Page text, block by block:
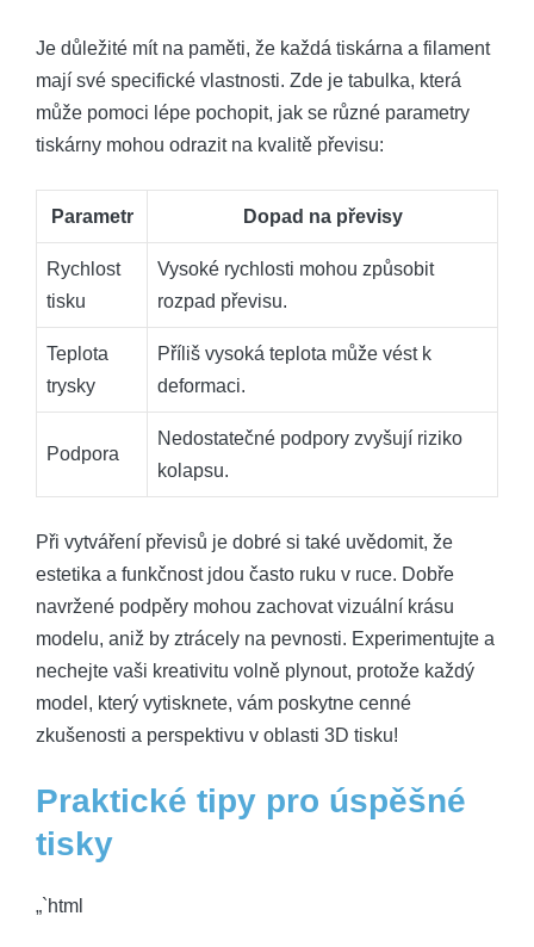
Je důležité mít na paměti, že každá tiskárna a filament
mají své specifické vlastnosti. Zde je tabulka, která
může pomoci lépe pochopit, jak se různé parametry
tiskárny mohou odrazit na kvalitě převisu:
Parametr Dopad na převisy
Rychlost
tisku
Vysoké rychlosti mohou způsobit
rozpad převisu.
Teplota
trysky
Příliš vysoká teplota může vést k
deformaci.
Podpora
Nedostatečné podpory zvyšují riziko
kolapsu.
Při vytváření převisů je dobré si také uvědomit, že
estetika a funkčnost jdou často ruku v ruce. Dobře
navržené podpěry mohou zachovat vizuální krásu
modelu, aniž by ztrácely na pevnosti. Experimentujte a
nechejte vaši kreativitu volně plynout, protože každý
model, který vytisknete, vám poskytne cenné
zkušenosti a perspektivu v oblasti 3D tisku!
Praktické tipy pro úspěšné
tisky
„`html